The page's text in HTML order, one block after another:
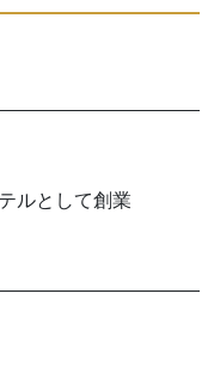
ルとして創業